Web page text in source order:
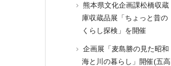
熊本県文化企画課松橋収蔵
庫収蔵品展「ちょっと昔の
くらし探検」を開催
企画展「麦島勝の見た昭和
海と川の暮らし」開催(五高